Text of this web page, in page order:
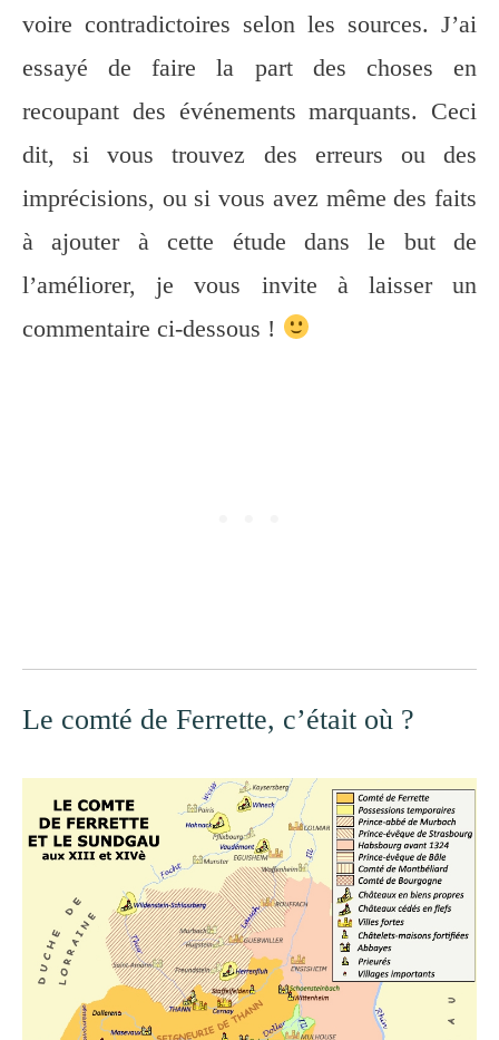
voire contradictoires selon les sources. J’ai
essayé de faire la part des choses en
recoupant des événements marquants. Ceci
dit, si vous trouvez des erreurs ou des
imprécisions, ou si vous avez même des faits
à ajouter à cette étude dans le but de
l’améliorer, je vous invite à laisser un
commentaire ci-dessous !
Le comté de Ferrette, c’était où ?